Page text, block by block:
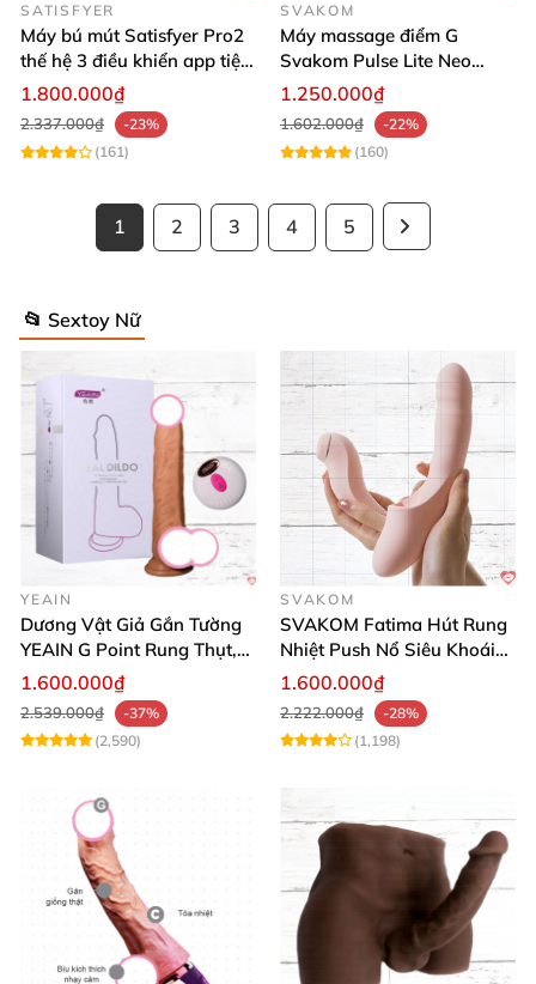
SATISFYER
Máy bú mút Satisfyer Pro2
thế hệ 3 điều khiển app tiện
lợi
1.800.000₫
2.337.000₫
-23%
(161)
SVAKOM
Máy massage điểm G
Svakom Pulse Lite Neo
công nghệ sóng hút
1.250.000₫
1.602.000₫
-22%
(160)
1 2 3 4 5
📂 Sextoy Nữ
YEAIN
Dương Vật Giả Gắn Tường
YEAIN G Point Rung Thụt,
Tỏa Nhiệt, Điều Khiển Xa
1.600.000₫
2.539.000₫
-37%
(2,590)
SVAKOM
SVAKOM Fatima Hút Rung
Nhiệt Push Nổ Siêu Khoái
Lạc
1.600.000₫
2.222.000₫
-28%
(1,198)